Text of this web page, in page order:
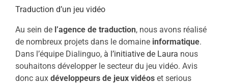
Traduction d’un jeu vidéo
Au sein de l’agence de traduction, nous avons réalisé
de nombreux projets dans le domaine informatique.
Dans l’équipe Dialinguo, à l’initiative de Laura nous
souhaitons développer le secteur du jeu vidéo. Avis
donc aux développeurs de jeux vidéos et serious